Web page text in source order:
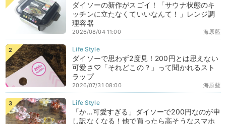
ダイソーの新作がスゴイ！「サウナ状態のキ
ッチンに立たなくていいなんて！」レンジ調
理容器
海原藍
2026/08/04 11:00
ダイソーで思わず2度見！200円とは思えない
可愛さ♡「それどこの？」って聞かれるスト
ラップ
海原藍
2026/07/31 08:00
「か…可愛すぎる」ダイソーで200円なのが申
し訳なくなる！他で買ったら高そうなスマホ